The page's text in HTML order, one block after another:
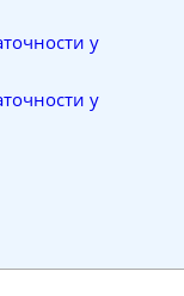
у
у